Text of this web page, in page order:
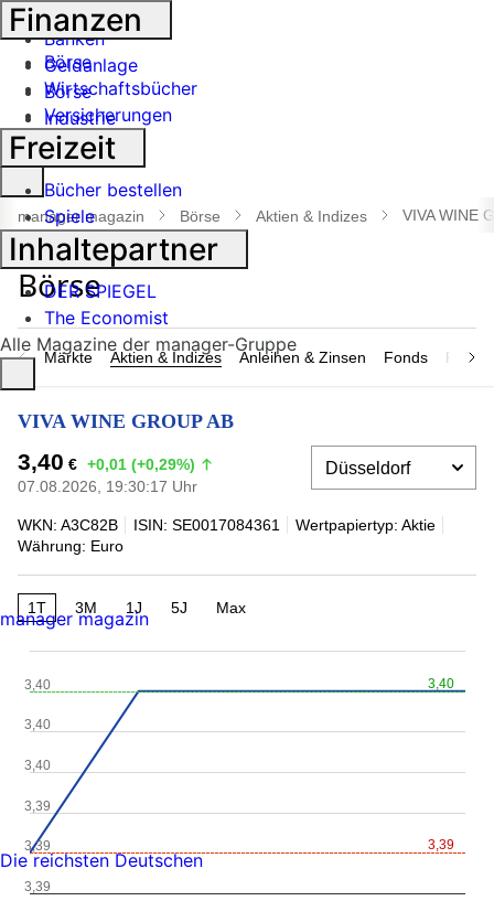
Handel
Banken
Geldanlage
Börse
Industrie
Suche
öffnen
manager magazin Börse Aktien & Indizes VIVA WINE
Märkte Aktien & Indizes Anleihen & Zinsen Fonds
VIVA WINE GROUP AB
3,40 € +0,01 (+0,29%)
07.08.2026, 19:30:17 Uhr
WKN: A3C82B ISIN: SE0017084361
Wertpapiertyp: Aktie
Währung: Euro
1T 3M 1J 5J Max
3,40
3,39
3,39
3,40
3,40
3,39
3,39
3,40
Finanzen
Börse
Wirtschaftsbücher
Versicherungen
Freizeit
Bücher bestellen
Spiele
Inhaltepartner
DER SPIEGEL
The Economist
Alle Magazine der manager-Gruppe
manager magazin
Die reichsten Deutschen